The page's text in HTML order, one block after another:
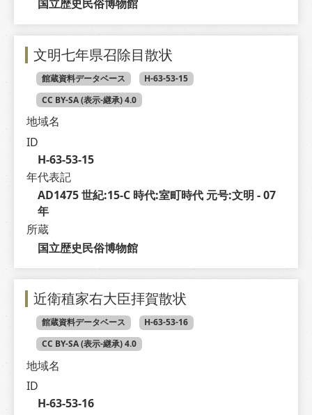
国立歴史民俗博物館
文明七年県召除目散状
館蔵資料データベース
H-63-53-15
CC BY-SA (表示-継承) 4.0
地域名
ID
H-63-53-15
年代表記
AD1475 世紀:15-C 時代:室町時代 元号:文明 - 07
年
所蔵
国立歴史民俗博物館
近衛稙家右大臣拝賀散状
館蔵資料データベース
H-63-53-16
CC BY-SA (表示-継承) 4.0
地域名
ID
H-63-53-16